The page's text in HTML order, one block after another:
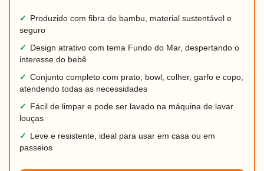
✓ Produzido com fibra de bambu, material sustentável e
seguro
✓ Design atrativo com tema Fundo do Mar, despertando o
interesse do bebê
✓ Conjunto completo com prato, bowl, colher, garfo e copo,
atendendo todas as necessidades
✓ Fácil de limpar e pode ser lavado na máquina de lavar
louças
✓ Leve e resistente, ideal para usar em casa ou em
passeios